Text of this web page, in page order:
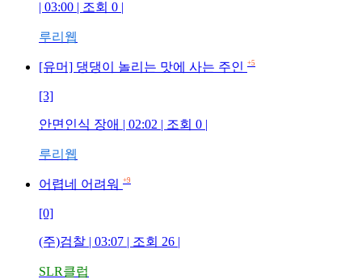
| 03:00 | 조회 0 |
루리웹
[유머] 댕댕이 놀리는 맛에 사는 주인 +5
[3]
안면인식 장애 | 02:02 | 조회 0 |
루리웹
어렵네 어려워 +9
[0]
(주)검찰 | 03:07 | 조회 26 |
SLR클럽